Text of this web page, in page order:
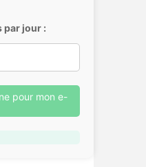
par jour :
pour mon e-